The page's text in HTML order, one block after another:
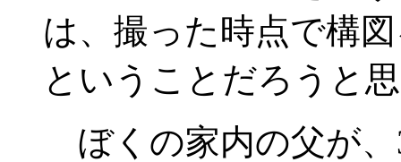
は、撮った時点で構
ということだろうと
ぼくの家内の父が